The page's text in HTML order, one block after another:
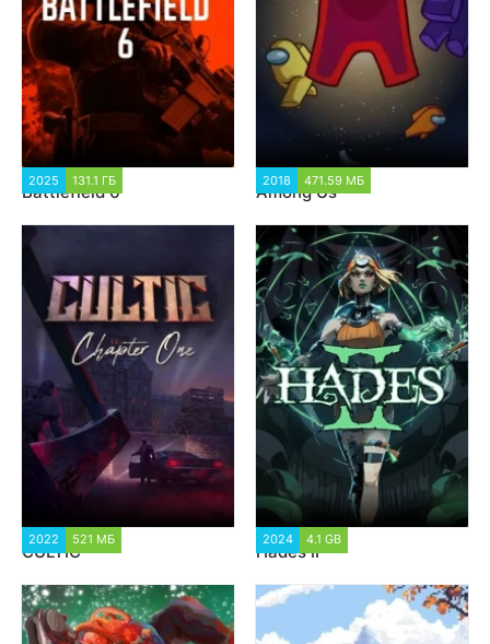
2025 131.1 ГБ
Battlefield 6
2018 471.59 МБ
Among Us
2022 521 МБ
CULTIC
2024 4.1 GB
Hades II